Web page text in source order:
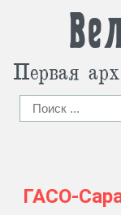
Первая
ГАСО-